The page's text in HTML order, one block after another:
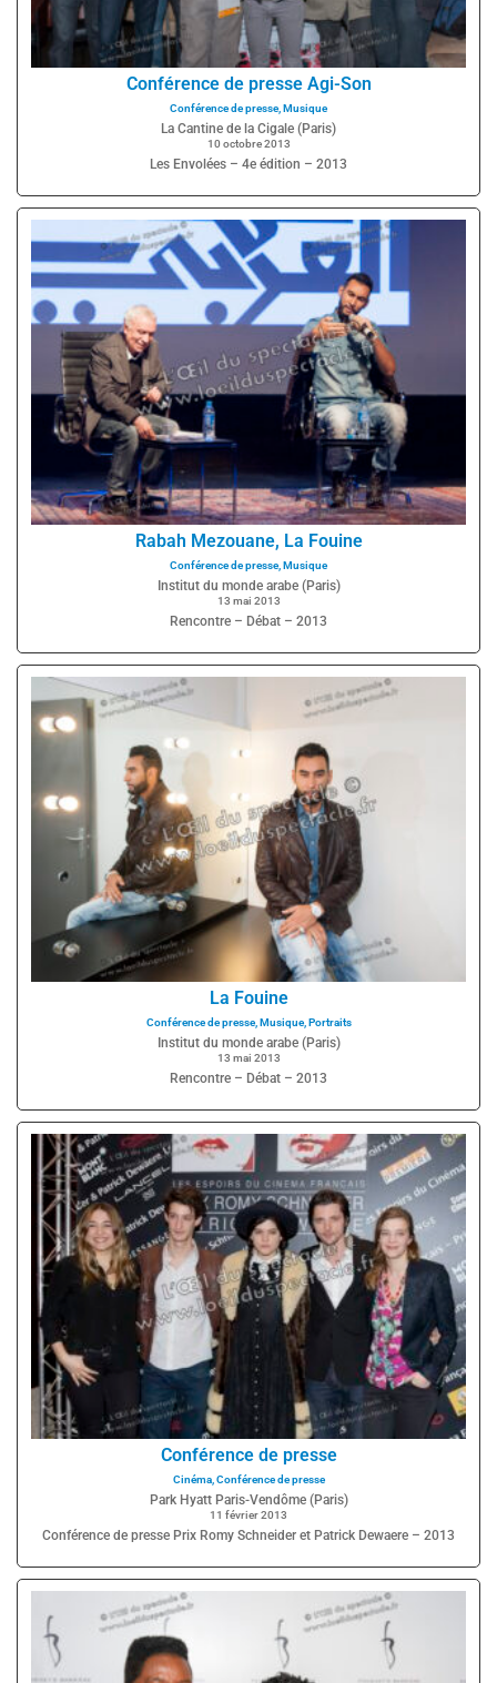
Conférence de presse Agi-Son
Conférence de presse,Musique
La Cantine de la Cigale (Paris)
10 octobre 2013
Les Envolées – 4e édition – 2013
Rabah Mezouane, La Fouine
Conférence de presse,Musique
Institut du monde arabe (Paris)
13 mai 2013
Rencontre – Débat – 2013
La Fouine
Conférence de presse,Musique,Portraits
Institut du monde arabe (Paris)
13 mai 2013
Rencontre – Débat – 2013
Conférence de presse
Cinéma,Conférence de presse
Park Hyatt Paris-Vendôme (Paris)
11 février 2013
Conférence de presse Prix Romy Schneider et Patrick Dewaere – 2013